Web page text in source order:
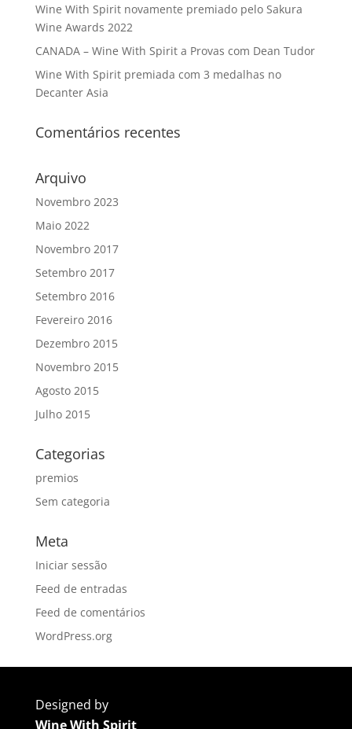
Wine With Spirit novamente premiado pelo Sakura
Wine Awards 2022
CANADA – Wine With Spirit a Provas com Dean Tudor
Wine With Spirit premiada com 3 medalhas no
Decanter Asia
Comentários recentes
Arquivo
Novembro 2023
Maio 2022
Novembro 2017
Setembro 2017
Setembro 2016
Fevereiro 2016
Dezembro 2015
Novembro 2015
Agosto 2015
Julho 2015
Categorias
premios
Sem categoria
Meta
Iniciar sessão
Feed de entradas
Feed de comentários
WordPress.org
Designed by
Wine With Spirit